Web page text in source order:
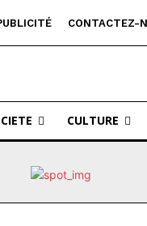
CONTACTEZ-
CULTURE